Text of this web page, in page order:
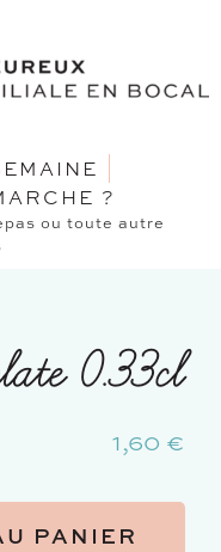
?
ou toute autre
0.33cl
1,60 €
PANIER